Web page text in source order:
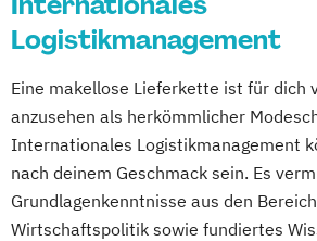
Logistikmanagement
Eine makellose Lieferkette ist für dich
anzusehen als herkömmlicher
Internationales Logistikmanagement
nach deinem Geschmack sein. Es
Grundlagenkenntnisse aus den
Wirtschaftspolitik sowie fundiertes